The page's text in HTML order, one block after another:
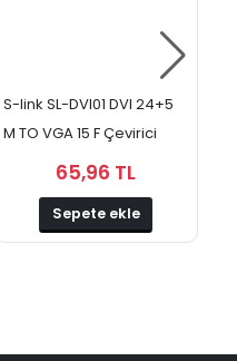
S-link SL-DVI01 DVI 24+5
M TO VGA 15 F Çevirici
65,96 TL
Sepete ekle